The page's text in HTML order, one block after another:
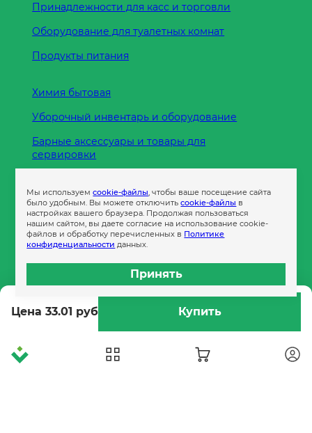
Цена 33.01 руб Купить
Принадлежности для касс и торговли
Оборудование для туалетных комнат
Продукты питания
Химия бытовая
Уборочный инвентарь и оборудование
Барные аксессуары и товары для
сервировки
Пленка
Пакеты и сумки
Контейнеры
Бумага офисная
Гигиеническая продукция
Мы используемcookie-файлы, чтобы ваше посещение сайта
было удобным. Вы можете отключитьcookie-файлы в
настройках вашего браузера. Продолжая пользоваться
нашим сайтом, вы даете согласие на использование cookie-
файлов и обработку перечисленных в Политике
конфиденциальности данных.
Принять